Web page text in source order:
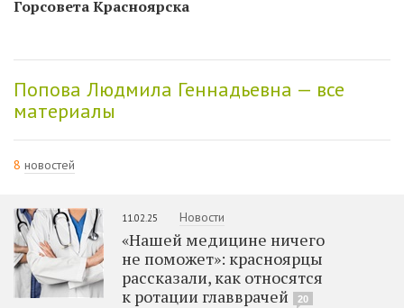
Горсовета Красноярска
Попова Людмила Геннадьевна — все
материалы
8 новостей
11.02.25 Новости
«Нашей медицине ничего
не поможет»: красноярцы
рассказали, как относятся
к ротации главврачей
20